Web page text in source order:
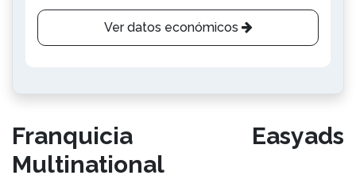
Ver datos económicos
Franquicia Easyads
Multinational